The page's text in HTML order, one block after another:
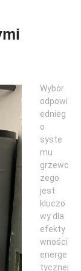
Wybór
odpowi
ednieg
o
syste
mu
grzewc
zego
jest
kluczo
wy dla
efekty
wności
energe
tycznej